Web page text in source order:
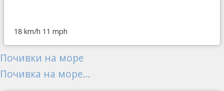
18 km/h 11 mph
Почивки на море
Почивка на море...